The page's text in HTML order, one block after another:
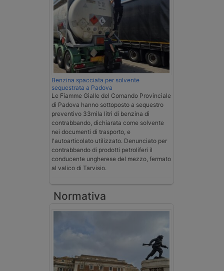
Benzina spacciata per solvente
sequestrata a Padova
Le Fiamme Gialle del Comando Provinciale
di Padova hanno sottoposto a sequestro
preventivo 33mila litri di benzina di
contrabbando, dichiarata come solvente
nei documenti di trasporto, e
l'autoarticolato utilizzato. Denunciato per
contrabbando di prodotti petroliferi il
conducente ungherese del mezzo, fermato
al valico di Tarvisio.
Normativa